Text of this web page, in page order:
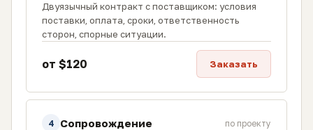
Двуязычный контракт с поставщиком: условия
поставки, оплата, сроки, ответственность
сторон, спорные ситуации.
от $120 Заказать
4 Сопровождение по проекту